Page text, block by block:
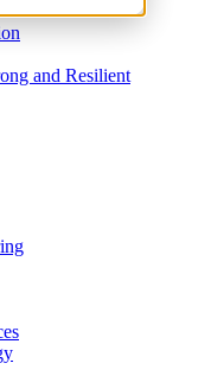
and Resilient